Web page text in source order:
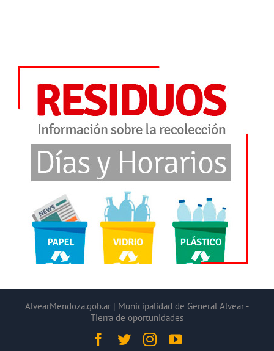
AlvearMendoza.gob.ar | Municipalidad de General Alvear -
Tierra de oportunidades
Facebook
TwitterInstagramYouTube